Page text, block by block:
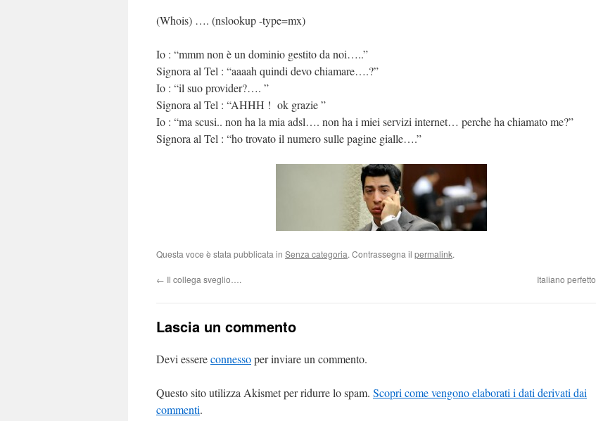
(Whois) …. (nslookup -type=mx)
Io : “mmm non è un dominio gestito da noi…..”
Signora al Tel : “aaaah quindi devo chiamare….?”
Io : “il suo provider?…. ”
Signora al Tel : “AHHH ! ok grazie ”
Io : “ma scusi.. non ha la mia adsl…. non ha i miei servizi internet… perche ha chiamato me?”
Signora al Tel : “ho trovato il numero sulle pagine gialle….”
Questa voce è stata pubblicata in Senza categoria. Contrassegna il permalink.
← Il collega sveglio…. Italiano perfetto
Lascia un commento
Devi essereconnessoper inviare un commento.
Questo sito utilizza Akismet per ridurre lo spam. Scopri come vengono elaborati i dati derivati dai
commenti.